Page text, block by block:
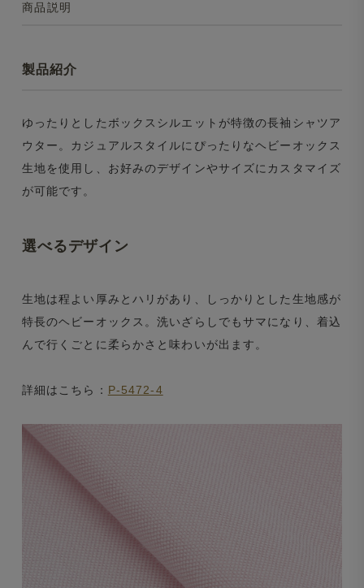
商品説明
製品紹介
ゆったりとしたボックスシルエットが特徴の長袖シャツア
ウター。カジュアルスタイルにぴったりなヘビーオックス
生地を使用し、お好みのデザインやサイズにカスタマイズ
が可能です。
選べるデザイン
生地は程よい厚みとハリがあり、しっかりとした生地感が
特長のヘビーオックス。洗いざらしでもサマになり、着込
んで行くごとに柔らかさと味わいが出ます。
詳細はこちら： P-5472-4